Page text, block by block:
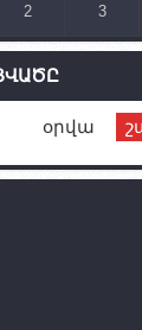
կիպրոսցի
ԱԳ
2 3
օրվա